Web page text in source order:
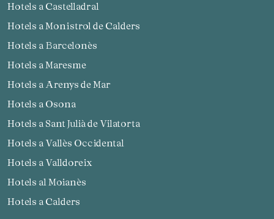
Hotels a Castelladral
Hotels a Monistrol de Calders
Hotels a Barcelonès
Hotels a Maresme
Hotels a Arenys de Mar
Hotels a Osona
Hotels a Sant Julià de Vilatorta
Hotels a Vallès Occidental
Hotels a Valldoreix
Hotels al Moianès
Hotels a Calders